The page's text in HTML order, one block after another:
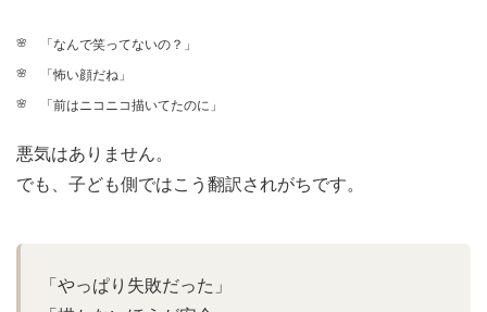
「なんで笑ってないの？」
「怖い顔だね」
「前はニコニコ描いてたのに」
悪気はありません。
でも、子ども側ではこう翻訳されがちです。
「やっぱり失敗だった」